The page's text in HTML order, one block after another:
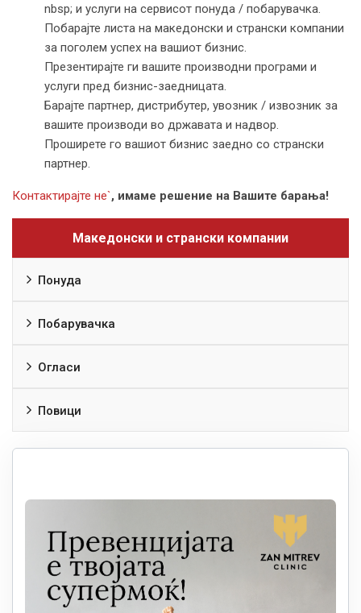
nbsp; и услуги на сервисот понуда / побарувачка.
Побарајте листа на македонски и странски компании
за поголем успех на вашиот бизнис.
Презентирајте ги вашите производни програми и
услуги пред бизнис-заедницата.
Барајте партнер, дистрибутер, увозник / извозник за
вашите производи во државата и надвор.
Проширете го вашиот бизнис заедно со странски
партнер.
Контактирајте не`, имаме решение на Вашите барања!
Македонски и странски компании
Понуда
Побарувачка
Огласи
Повици